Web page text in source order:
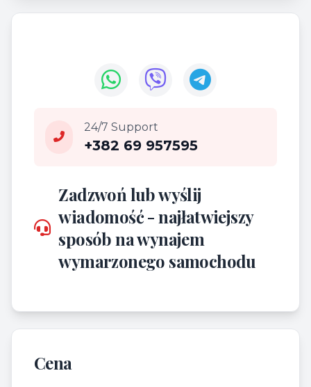
24/7 Support
+382 69 957595
Zadzwoń lub wyślij
wiadomość - najłatwiejszy
sposób na wynajem
wymarzonego samochodu
Cena